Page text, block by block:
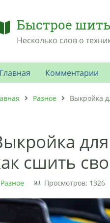
Быстрое
Несколько слов о
Главная Комментарии
Разное Выкройка
сшить
Разное Просмотров: 1326